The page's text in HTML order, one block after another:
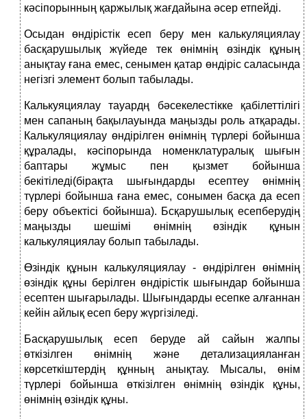
кәсіпорынның қаржылық жағдайына әсер етпейді.
Осыдан өндірістік есеп беру мен калькуляциялау
басқарушылық жүйеде тек өнімнің өзіндік құның
анықтау ғана емес, сенымен қатар өндіріс саласында
негізгі элемент болып табылады.
Калькуяциялау тауардң бәсекелестікке қабілеттілігі
мен сапаның бақылауында маңызды роль атқарады.
Калькуляциялау өндірілген өнімнің түрлері бойынша
құралады, кәсіпорында номенклатуралық шығын
баптары жұмыс пен қызмет бойынша
бекітіледі(бірақта шығындарды есептеу өнімнің
түрлері бойынша ғана емес, сонымен басқа да есеп
беру объектісі бойынша). Бсқарушылық есепберудің
маңызды шешімі өнімнің өзіндік құнын
калькуляциялау болып табылады.
Өзіндік құнын калькуляциялау - өндірілген өнімнің
өзіндік құны берілген өндірістік шығындар бойынша
есептен шығарылады. Шығындарды есепке алғаннан
кейін айлық есеп беру жүргізіледі.
Басқарушылық есеп беруде ай сайын жалпы
өткізілген өнімнің және детализацияланған
көрсеткіштердің құнның анықтау. Мысалы, өнім
түрлері бойынша өткізілген өнімнің өзіндік құны,
өнімнің өзіндік құны.